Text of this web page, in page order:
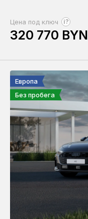
Цена под ключ ?
320 770 BYN
Европа
Без пробега